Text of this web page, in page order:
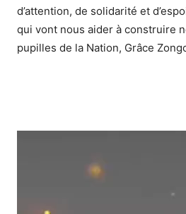
d’attention, de solidarité et
qui vont nous aider à construire
pupilles de la Nation, Grâce